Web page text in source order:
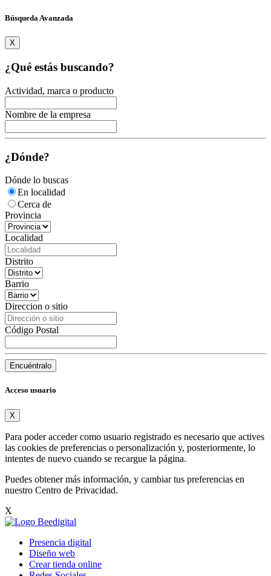
Búsqueda Avanzada
X
¿Qué estás buscando?
Actividad, marca o producto
Nombre de la empresa
¿Dónde?
Dónde lo buscas
En localidad
Cerca de
Provincia
Localidad
Distrito
Barrio
Direccion o sitio
Código Postal
Encuéntralo
Acceso usuario
X
Para poder acceder como usuario registrado es necesario que actives
las cookies de preferencias o personalización y, posteriormente, lo
intentes de nuevo cuando se recargue la página.
Puedes obtener más información, y cambiar tus preferencias en
nuestro Centro de Privacidad.
X
Presencia digital
Diseño web
Crear tienda online